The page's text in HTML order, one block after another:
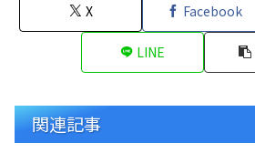
X Facebook
LINE
関連記事